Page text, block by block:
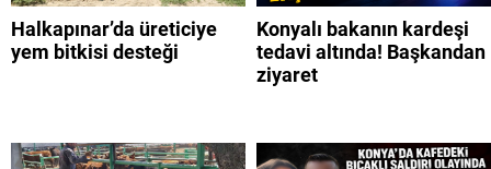
Halkapınar’da üreticiye
yem bitkisi desteği
Konyalı bakanın kardeşi
tedavi altında! Başkandan
ziyaret